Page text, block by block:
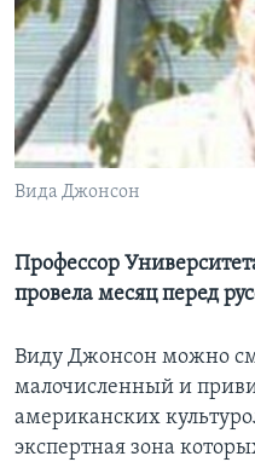
Learning English
СОЦИАЛЬНЫЕ СЕТИ
Вида Джонсон
Профессор
провела месяц перед
Виду Джонсон можно
малочисленный и
американских
экспертная зона